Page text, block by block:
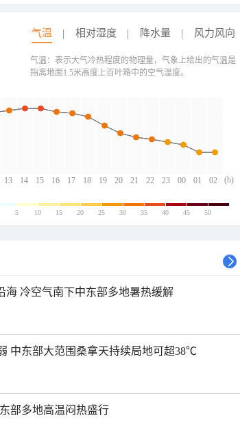
气温 相对湿度 降水量 风力风向
13 14 15 16 17 18 19 20 21 22 23 00 01 02
(h)
气温：表示大气冷热程度的物理量，气象上给出的气温是
指离地面1.5米高度上百叶箱中的空气温度。
5 10 15 20 25 30 35 40 45 50
海 冷空气南下中东部多地暑热缓解
中东部大范围桑拿天持续局地可超38℃
部多地高温闷热盛行